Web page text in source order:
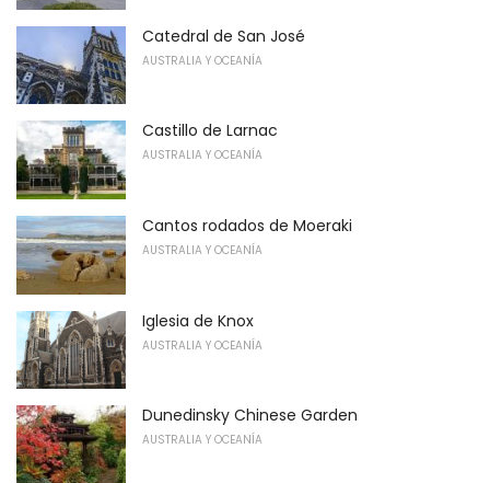
Catedral de San José
AUSTRALIA Y OCEANÍA
Castillo de Larnac
AUSTRALIA Y OCEANÍA
Cantos rodados de Moeraki
AUSTRALIA Y OCEANÍA
Iglesia de Knox
AUSTRALIA Y OCEANÍA
Dunedinsky Chinese Garden
AUSTRALIA Y OCEANÍA